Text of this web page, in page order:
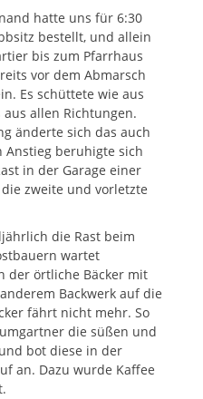
hatte uns für 6:30
bestellt, und allein
bis zum Pfarrhaus
vor dem Abmarsch
Es schüttete wie aus
allen Richtungen.
änderte sich das auch
Anstieg beruhigte sich
in der Garage einer
zweite und vorletzte
die Rast beim
wartet
der örtliche Bäcker mit
Backwerk auf die
fährt nicht mehr. So
die süßen und
bot diese in der
an. Dazu wurde Kaffee